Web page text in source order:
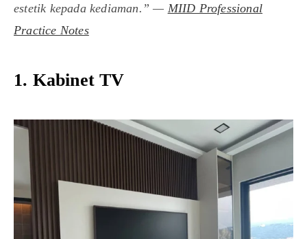
estetik kepada kediaman.” — MIID Professional
Practice Notes
1. Kabinet TV